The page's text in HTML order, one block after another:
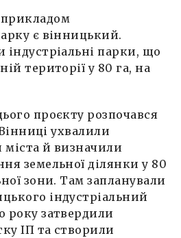
є вінницький.
індустріальні парки, що
території у 80 га, на
проєкту розпочався
ухвалили
й визначили
земельної ділянки у 80
зони. Там запланували
індустріальний
року затвердили
ІП та створили